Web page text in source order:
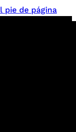
pie de página